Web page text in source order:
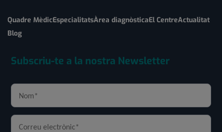
Quadre MèdicEspecialitatsÀrea diagnòsticaEl CentreActualitat
Blog
Subscriu-te a la nostra Newsletter